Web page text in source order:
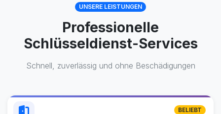
UNSERE LEISTUNGEN
Professionelle
Schlüsseldienst-Services
Schnell, zuverlässig und ohne Beschädigungen
BELIEBT